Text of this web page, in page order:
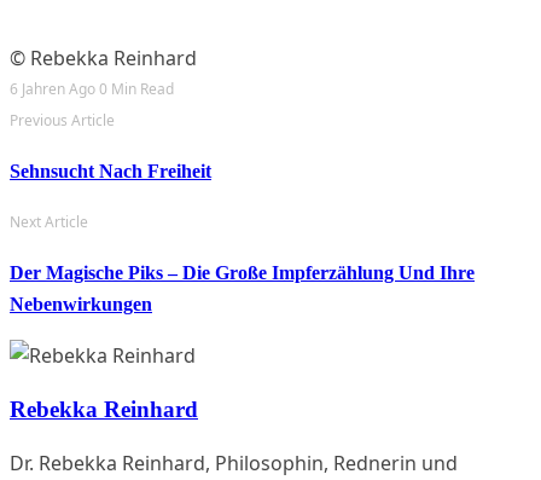
© Rebekka Reinhard
6 Jahren Ago0 Min Read
Previous Article
Sehnsucht Nach Freiheit
Next Article
Der Magische Piks – Die Große Impferzählung Und Ihre
Nebenwirkungen
Rebekka Reinhard
Dr. Rebekka Reinhard, Philosophin, Rednerin und